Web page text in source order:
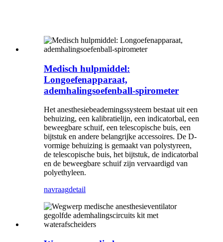
Medisch hulpmiddel:
Longoefenapparaat,
ademhalingsoefenball-spirometer
Het anesthesiebeademingssysteem bestaat uit een
behuizing, een kalibratielijn, een indicatorbal, een
beweegbare schuif, een telescopische buis, een
bijtstuk en andere belangrijke accessoires. De D-
vormige behuizing is gemaakt van polystyreen,
de telescopische buis, het bijtstuk, de indicatorbal
en de beweegbare schuif zijn vervaardigd van
polyethyleen.
navraagdetail